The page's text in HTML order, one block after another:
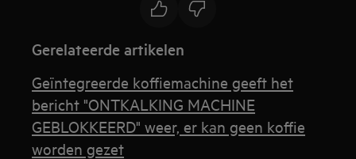
Gerelateerde artikelen
Geïntegreerde koffiemachine geeft het
bericht "ONTKALKING MACHINE
GEBLOKKEERD" weer, er kan geen koffie
worden gezet